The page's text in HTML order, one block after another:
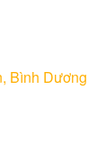
Bình Dương